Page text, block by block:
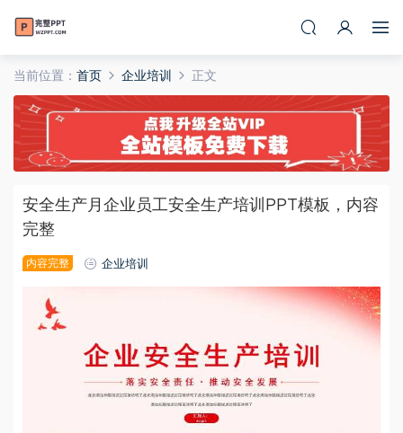
当前位置： 首页 企业培训 正文
安全生产月企业员工安全生产培训PPT模板，内容
完整
内容完整 企业培训